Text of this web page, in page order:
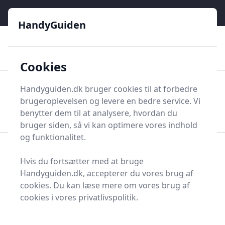
HandyGuiden
Søg nu
Søg nu
Vandvarmere og varmepumper
Udedel
Udedeler - 25 på lager
HandyGuiden
Cookies
Handyguiden.dk bruger cookies til at forbedre
brugeroplevelsen og levere en bedre service. Vi
benytter dem til at analysere, hvordan du
bruger siden, så vi kan optimere vores indhold
og funktionalitet.
Hvis du fortsætter med at bruge
Handyguiden.dk, accepterer du vores brug af
cookies. Du kan læse mere om vores brug af
cookies i vores privatlivspolitik.